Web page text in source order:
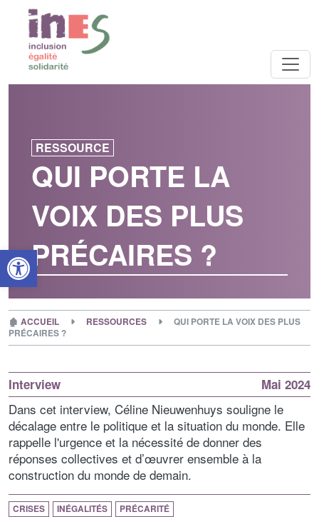
Open toolbar
RESSOURCE
QUI PORTE LA
VOIX DES PLUS
PRÉCAIRES ?
🏚 ACCUEIL RESSOURCES
QUI PORTE LA VOIX DES PLUS
PRÉCAIRES ?
Interview Mai 2024
Dans cet interview, Céline Nieuwenhuys souligne le
décalage entre le politique et la situation du monde. Elle
rappelle l'urgence et la nécessité de donner des
réponses collectives et d’œuvrer ensemble à la
construction du monde de demain.
CRISES INÉGALITÉS PRÉCARITÉ